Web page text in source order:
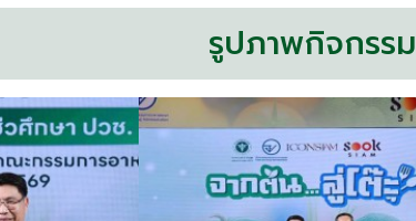
รูปภาพกิจกรรม